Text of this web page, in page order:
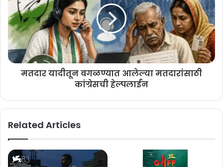
योग्य दखल असल्याची प्रतिक्रिया अनेकांनी व्यक्त केली आहे.
मतदार यादीतून वगळण्यात आलेल्या मतदारांसाठी
कांग्रेसची हेल्पलाईन
Related Articles